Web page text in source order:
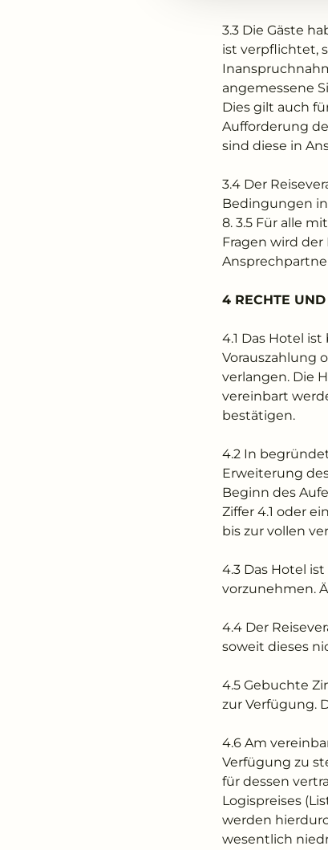
3.3 Die Gäste
ist verpflichtet,
angemessene
Dies gilt auch
Aufforderung
sind diese in
3.4 Der
Bedingungen
8. 3.5 Für alle
Fragen wird
4 RECHTE
4.1 Das Hotel
Vorauszahlung
verlangen. Die
vereinbart
bestätigen.
4.2 In
Erweiterung
Beginn des
Ziffer 4.1 oder
bis zur vollen
4.3 Das Hotel
vorzunehmen.
4.4 Der
soweit dieses
4.5 Gebuchte
zur Verfügung.
4.6 Am
Verfügung zu
für dessen
Logispreises
werden
wesentlich